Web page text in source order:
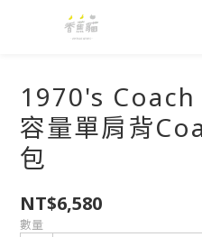
1970's
容量單肩背
包
NT$6,580
數量